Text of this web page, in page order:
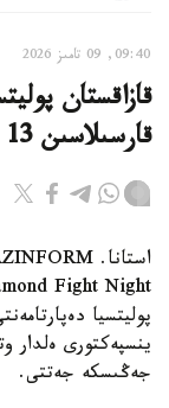
09:40, 09 تامىز 2026
قازاقستان
قارسىلاسىن 13 سەكۋندتا نوكاۋتقا جىبەردى
پوليتسيا
جەڭىسكە جەتتى.